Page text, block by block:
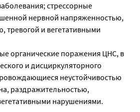
стрессорные
нервной напряженностью,
тревогой и вегетативными
органические поражения ЦНС, в
и дисциркуляторного
неустойчивостью
раздражительностью,
нарушениями.